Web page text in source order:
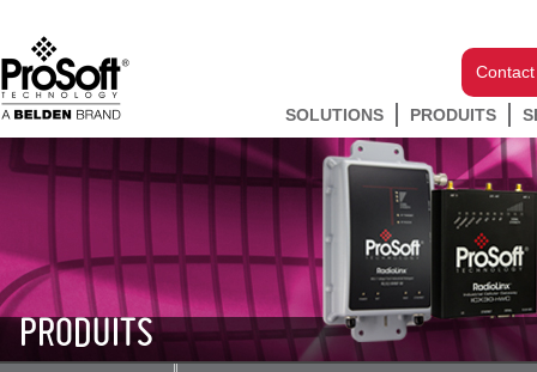
SOLUTIONS PRODUITS
PRODUITS